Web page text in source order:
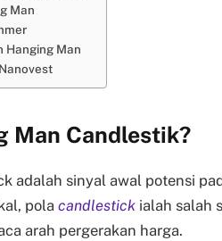
Man
Hanging Man
Man Candlestik?
adalah sinyal awal potensi
pola candlestick ialah salah
arah pergerakan harga.